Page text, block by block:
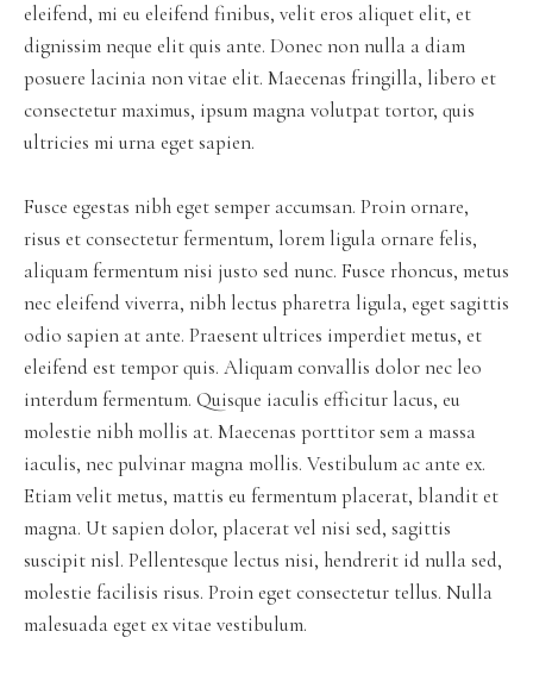
eleifend, mi eu eleifend finibus, velit eros aliquet elit, et
dignissim neque elit quis ante. Donec non nulla a diam
posuere lacinia non vitae elit. Maecenas fringilla, libero et
consectetur maximus, ipsum magna volutpat tortor, quis
ultricies mi urna eget sapien.
Fusce egestas nibh eget semper accumsan. Proin ornare,
risus et consectetur fermentum, lorem ligula ornare felis,
aliquam fermentum nisi justo sed nunc. Fusce rhoncus, metus
nec eleifend viverra, nibh lectus pharetra ligula, eget sagittis
odio sapien at ante. Praesent ultrices imperdiet metus, et
eleifend est tempor quis. Aliquam convallis dolor nec leo
interdum fermentum. Quisque iaculis efficitur lacus, eu
molestie nibh mollis at. Maecenas porttitor sem a massa
iaculis, nec pulvinar magna mollis. Vestibulum ac ante ex.
Etiam velit metus, mattis eu fermentum placerat, blandit et
magna. Ut sapien dolor, placerat vel nisi sed, sagittis
suscipit nisl. Pellentesque lectus nisi, hendrerit id nulla sed,
molestie facilisis risus. Proin eget consectetur tellus. Nulla
malesuada eget ex vitae vestibulum.